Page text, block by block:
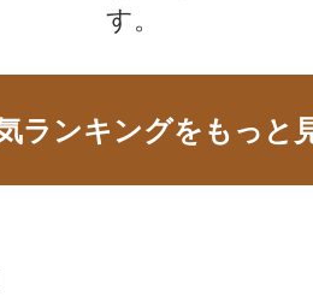
す。
ランキングをもっと